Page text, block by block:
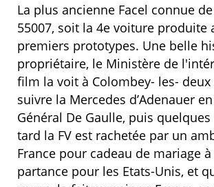
La plus ancienne Facel connue
55007, soit la 4e voiture produite
premiers prototypes. Une belle
propriétaire, le Ministère de
film la voit à Colombey- les- deux
suivre la Mercedes d’Adenauer
Général De Gaulle, puis
tard la FV est rachetée par un
France pour cadeau de mariage
partance pour les Etats-Unis, et